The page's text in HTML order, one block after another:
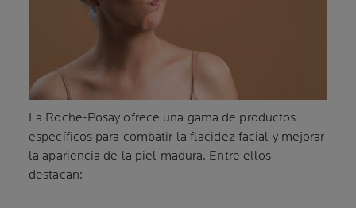
La Roche-Posay ofrece una gama de productos
específicos para combatir la flacidez facial y mejorar
la apariencia de la piel madura. Entre ellos
destacan: